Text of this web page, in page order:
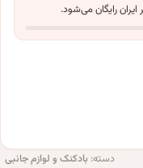
رایگان می‌شود.
دسته: بادکنک و لوازم جانبی